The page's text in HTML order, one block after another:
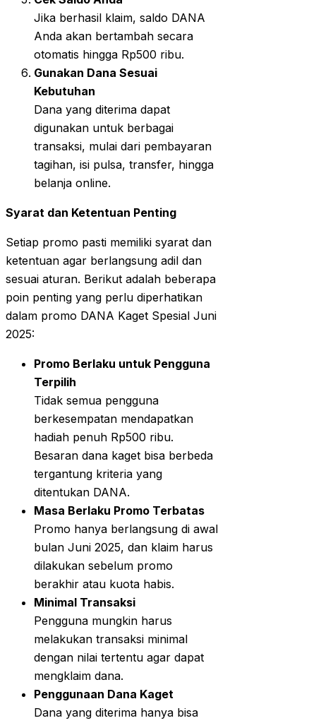
Jika berhasil klaim, saldo DANA
Anda akan bertambah secara
otomatis hingga Rp500 ribu.
Gunakan Dana Sesuai
Kebutuhan
Dana yang diterima dapat
digunakan untuk berbagai
transaksi, mulai dari pembayaran
tagihan, isi pulsa, transfer, hingga
belanja online.
Syarat dan Ketentuan Penting
Setiap promo pasti memiliki syarat dan
ketentuan agar berlangsung adil dan
sesuai aturan. Berikut adalah beberapa
poin penting yang perlu diperhatikan
dalam promo DANA Kaget Spesial Juni
2025:
Promo Berlaku untuk Pengguna
Terpilih
Tidak semua pengguna
berkesempatan mendapatkan
hadiah penuh Rp500 ribu.
Besaran dana kaget bisa berbeda
tergantung kriteria yang
ditentukan DANA.
Masa Berlaku Promo Terbatas
Promo hanya berlangsung di awal
bulan Juni 2025, dan klaim harus
dilakukan sebelum promo
berakhir atau kuota habis.
Minimal Transaksi
Pengguna mungkin harus
melakukan transaksi minimal
dengan nilai tertentu agar dapat
mengklaim dana.
Penggunaan Dana Kaget
Dana yang diterima hanya bisa